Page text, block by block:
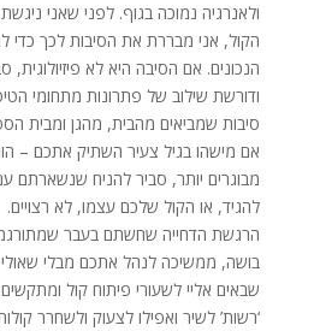
ולאנרגיה נמוכה בגוף. לפני שאני
הקול, אני מבררת את הסיבות לכך כדי
הנכונים. אם הסיבה היא לא פיזיולוגית,
ודורשת שילוב של פתרונות מתחומי
סיבות שמביאים מהבית, מהגן ומבית
אם מישהו בגיל צעיר השתיק אתכם –
מבוגרים יותר, סביר להניח
להגיד, או הקול שלכם עצמו, לא רצויים.
הרגשת הדחייה שחשתם בעבר
בושה, ממשיכה לנהל אתכם מבלי שאולי
שבאים אליי לשעורי פיתוח קול
‘רשות’ לשיר ואפילו לצעוק ולשחרר